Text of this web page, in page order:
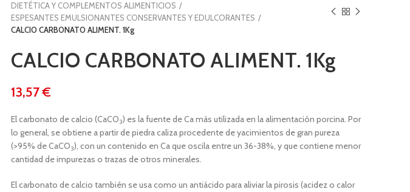
DIETÉTICA Y COMPLEMENTOS ALIMENTICIOS
ESPESANTES EMULSIONANTES CONSERVANTES Y EDULCORANTES
CALCIO CARBONATO ALIMENT. 1Kg
CALCIO CARBONATO ALIMENT. 1Kg
€
El carbonato de calcio (CaCO3) es la fuente de Ca más utilizada en la alimentación porcina. Por
lo general, se obtiene a partir de piedra caliza procedente de yacimientos de gran pureza
(>95% de CaCO3), con un contenido en Ca que oscila entre un 36-38%, y que contiene menor
cantidad de impurezas o trazas de otros minerales.
El carbonato de calcio también se usa como un antiácido para aliviar la pirosis (acidez o calor